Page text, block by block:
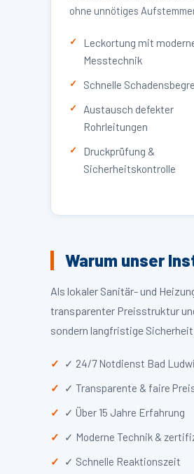
ohne unnötiges
Leckortung mit
Messtechnik
Schnelle
Austausch defekter
Rohrleitungen
Druckprüfung &
Sicherheitskontrolle
Warum unser
Als lokaler Sanitär- und
transparenter Preisstruktur
sondern langfristige
✓ 24/7 Notdienst Bad
✓ Transparente & faire
✓ Über 15 Jahre Erfahrung
✓ Moderne Technik &
✓ Schnelle Reaktionszeit